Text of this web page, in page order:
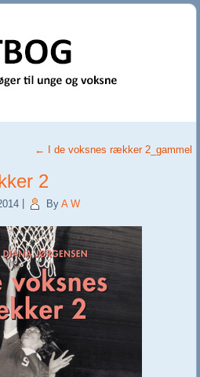
← I de voksnes rækker 2_gammel
2
By A W